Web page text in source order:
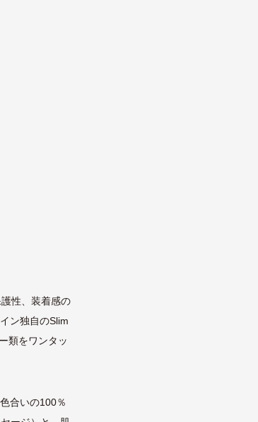
性、装着感の
ン独自のSlim
類をワンタッ
合いの100％